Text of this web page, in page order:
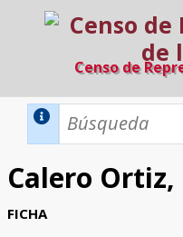
Censo de
Inicio
Búsqueda
Búsqueda
Calero Ortiz,
FICHA